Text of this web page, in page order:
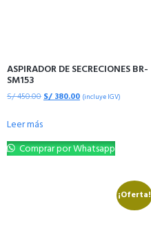
ASPIRADOR DE SECRECIONES BR-
SM153
S/450.00S/380.00 (incluye IGV)
Leer más
Comprar por Whatsapp
¡Oferta!